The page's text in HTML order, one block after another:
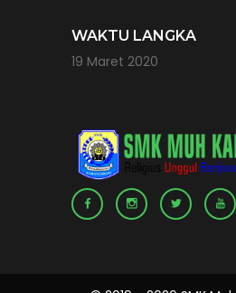
WAKTU LANGKA
19 Maret 2020